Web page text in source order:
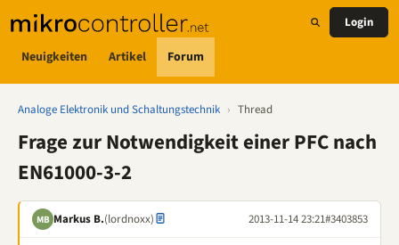
Neuigkeiten Artikel Forum
Login
Analoge Elektronik und Schaltungstechnik › Thread
Frage zur Notwendigkeit einer PFC nach
EN61000-3-2
MB Markus B.(lordnoxx) 2013-11-14 23:21#3403853